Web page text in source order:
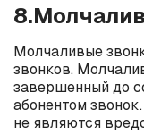
Молчаливые
звонков.
завершенный до
абонентом
не являются